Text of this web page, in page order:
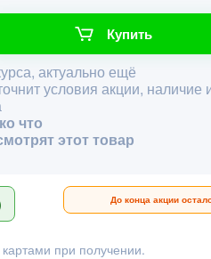
Купить
актуально ещё
условия акции, наличие
что
этот товар
До конца акции
при получении.